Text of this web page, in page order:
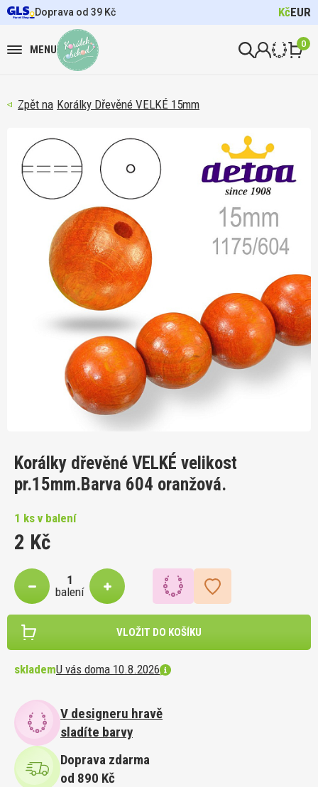
Doprava od 39 Kč KčEUR
MENU 0
Korálky Dřevěné VELKÉ 15mm
Korálky dřevěné VELKÉ velikost
pr.15mm.Barva 604 oranžová.
1 ks v balení
2 Kč
balení
VLOŽIT DO KOŠÍKU
sklademU vás doma 10.8.2026
V designeru hravě
sladíte barvy
Doprava zdarma
od 890 Kč